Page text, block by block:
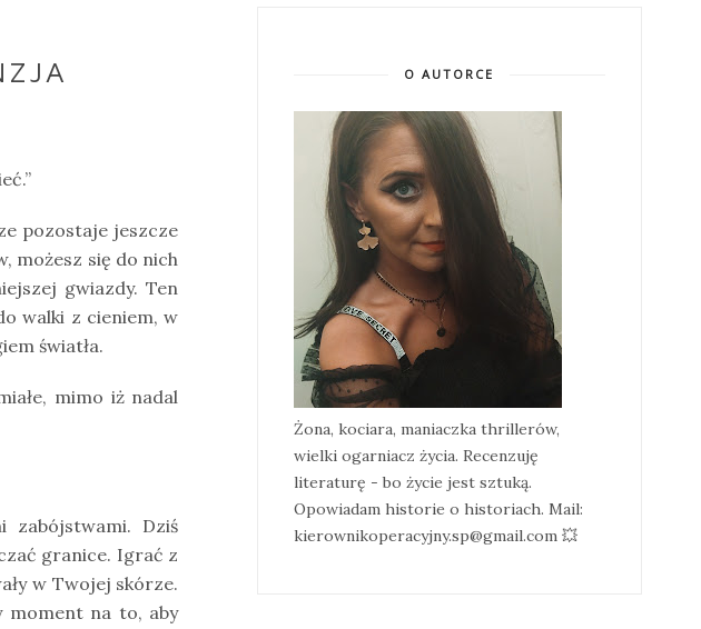
pozostaje jeszcze
możesz się do nich
gwiazdy. Ten
walki z cieniem, w
światła.
mimo iż nadal
zabójstwami. Dziś
granice. Igrać z
w Twojej skórze.
moment na to, aby
O AUTORCE
Żona, kociara, maniaczka thrillerów,
wielki ogarniacz życia. Recenzuję
literaturę - bo życie jest sztuką.
Opowiadam historie o historiach. Mail:
kierownikoperacyjny.sp@gmail.com 💥